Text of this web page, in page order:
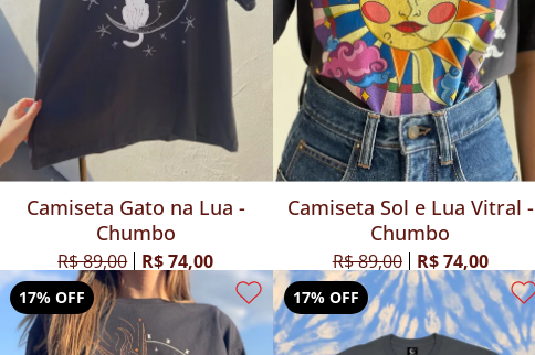
Camiseta Gato na Lua -
Chumbo
R$ 89,00 R$ 74,00
Camiseta Sol e Lua Vitral -
Chumbo
R$ 89,00 R$ 74,00
17% OFF 17% OFF